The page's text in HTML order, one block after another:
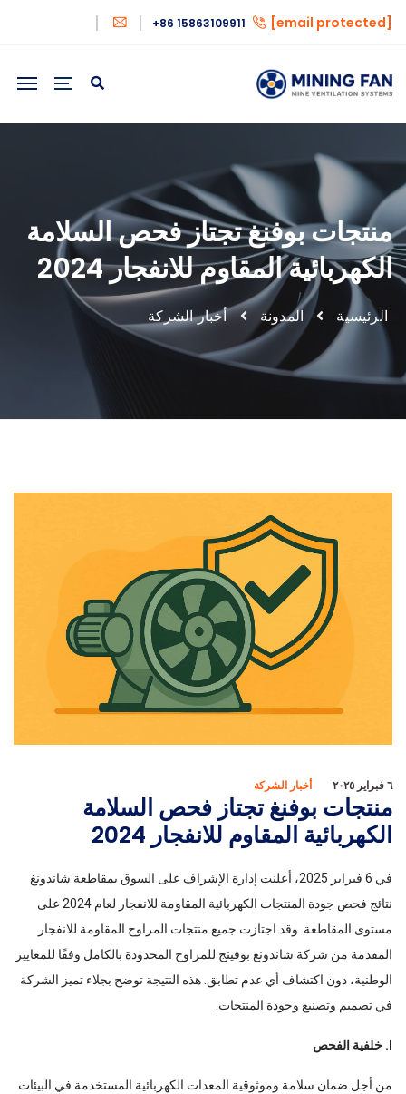
[email protected]
+86 15863109911
منتجات بوفنغ تجتاز فحص السلامة
الكهربائية المقاوم للانفجار 2024
الرئيسية المدونة أخبار الشركة
٦ فبراير ٢٠٢٥ أخبار الشركة
منتجات بوفنغ تجتاز فحص السلامة
الكهربائية المقاوم للانفجار 2024
في 6 فبراير 2025، أعلنت إدارة الإشراف على السوق بمقاطعة شاندونغ
نتائج فحص جودة المنتجات الكهربائية المقاومة للانفجار لعام 2024 على
مستوى المقاطعة. وقد اجتازت جميع منتجات المراوح المقاومة للانفجار
المقدمة من شركة شاندونغ بوفينج للمراوح المحدودة بالكامل وفقًا للمعايير
الوطنية، دون اكتشاف أي عدم تطابق. هذه النتيجة توضح بجلاء تميز الشركة
في تصميم وتصنيع وجودة المنتجات.
من أجل ضمان سلامة وموثوقية المعدات الكهربائية المستخدمة في البيئات